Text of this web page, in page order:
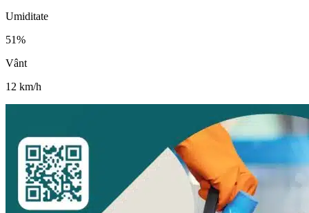
Umiditate
51%
Vânt
12 km/h